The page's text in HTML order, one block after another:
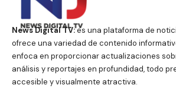
News Digital TV:es una plataforma de
ofrece una variedad de contenido
enfoca en proporcionar actualizaciones
análisis y reportajes en profundidad, todo
accesible y visualmente atractiva.